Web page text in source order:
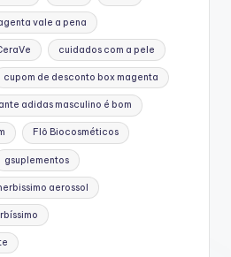
vale a pena
cuidados com a pele
cupom de desconto box magenta
adidas masculino é bom
Flô Biocosméticos
gsuplementos
aerossol